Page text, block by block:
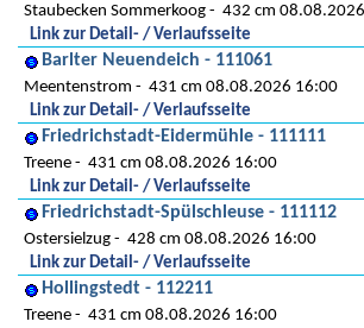
Staubecken Sommerkoog
432 cm
Link zur Detail- / Verlaufsseite
Barlter Neuendeich - 111061
Meentenstrom
431 cm 08.08.2026 16:00
Link zur Detail- / Verlaufsseite
Friedrichstadt-Eidermühle - 111111
Treene
431 cm 08.08.2026 16:00
Link zur Detail- / Verlaufsseite
Friedrichstadt-Spülschleuse - 111112
Ostersielzug
428 cm 08.08.2026 16:00
Link zur Detail- / Verlaufsseite
Hollingstedt - 112211
Treene 431 cm 08.08.2026 16:00